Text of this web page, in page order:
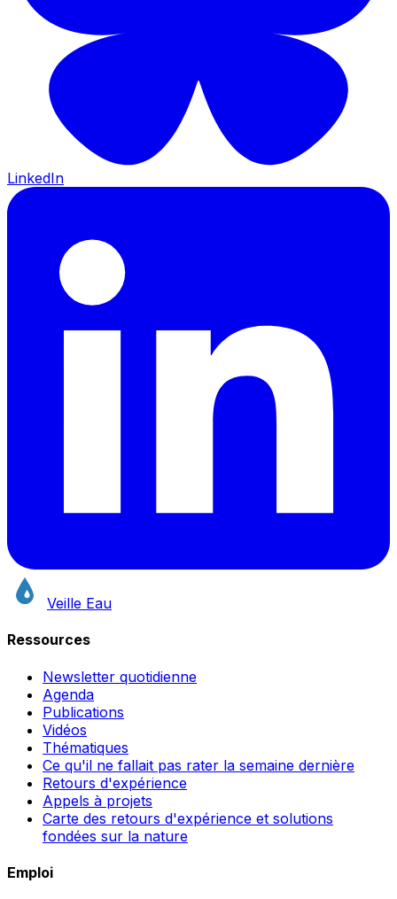
LinkedIn
Veille Eau
Ressources
Newsletter quotidienne
Agenda
Publications
Vidéos
Thématiques
Ce qu'il ne fallait pas rater la semaine dernière
Retours d'expérience
Appels à projets
Carte des retours d'expérience et solutions
fondées sur la nature
Emploi